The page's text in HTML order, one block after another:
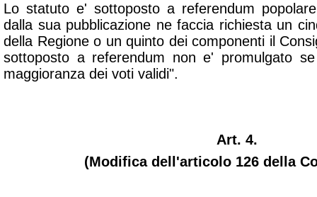
Lo statuto e' sottoposto a referendum
dalla sua pubblicazione ne faccia richiesta un
della Regione o un quinto dei componenti il
sottoposto a referendum non e' promulgato
maggioranza dei voti validi".
Art. 4.
(Modifica dell'articolo 126 della